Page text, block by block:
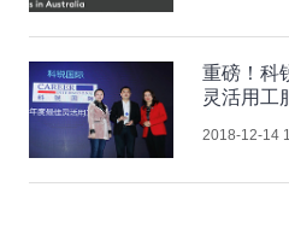
重磅！科
灵活用工
2018-12-14